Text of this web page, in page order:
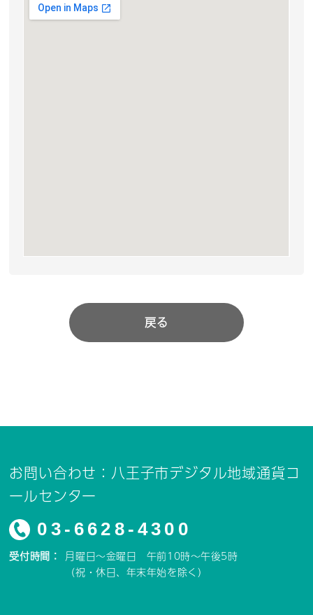
戻る
お問い合わせ：八王子市デジタル地域通貨コ
ールセンター
03-6628-4300
受付時間： 月曜日～金曜日 午前10時～午後5時
（祝・休日、年末年始を除く）